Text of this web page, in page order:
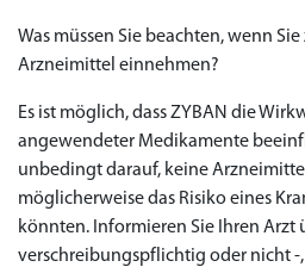
Was müssen Sie beachten, wenn
Arzneimittel einnehmen?
Es ist möglich, dass ZYBAN die
angewendeter Medikamente
unbedingt darauf, keine
möglicherweise das Risiko eines
könnten. Informieren Sie Ihren Arzt
verschreibungspflichtig oder nicht -